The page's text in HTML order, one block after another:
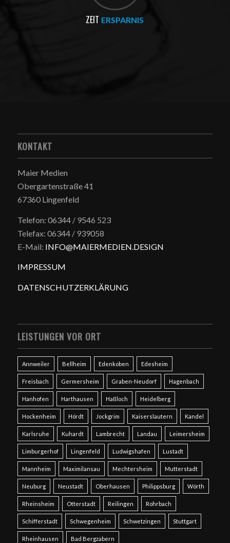
ZEIT ERSPARNIS
KONTAKT
Maier Medien
Obergartenstraße 41
67360 Lingenfeld
Telefon: 06344 / 9546 523
Telefax: 06344 / 939058
E-Mail: INFO@MAIERMEDIEN.DESIGN
IMPRESSUM
DATENSCHUTZERKLÄRUNG
LEISTUNGEN VOR ORT
Annweiler Bellheim Edenkoben Edesheim
Freisbach Germersheim Graben-Neudorf Hagenbach
Hanhofen Harthausen Haßloch Heidelberg
Hockenheim Hördt Jockgrim Kaiserslautern Kandel
Karlsruhe Kuhardt Lambrecht Landau Leimersheim
Limburgerhof Lingenfeld Ludwigshafen Lustadt
Mannheim Maximilansau Mechtersheim Mutterstadt
Neuburg Neustadt Oberhausen Philippsburg Wörth
Rheinsheim Otterstadt Reilingen Rohrbach
Schifferstadt Schwegenheim Schwetzingen Stuttgart
Rheinhausen Bad Bergzabern